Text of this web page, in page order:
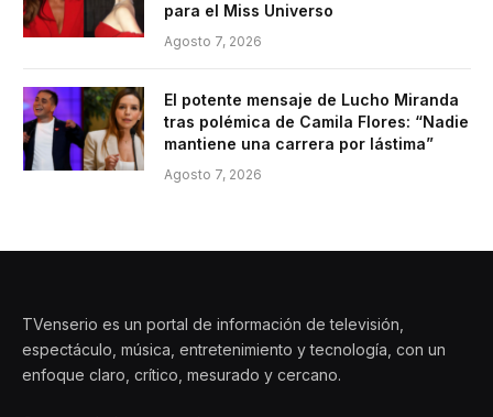
para el Miss Universo
Agosto 7, 2026
El potente mensaje de Lucho Miranda
tras polémica de Camila Flores: “Nadie
mantiene una carrera por lástima”
Agosto 7, 2026
TVenserio es un portal de información de televisión,
espectáculo, música, entretenimiento y tecnología, con un
enfoque claro, crítico, mesurado y cercano.